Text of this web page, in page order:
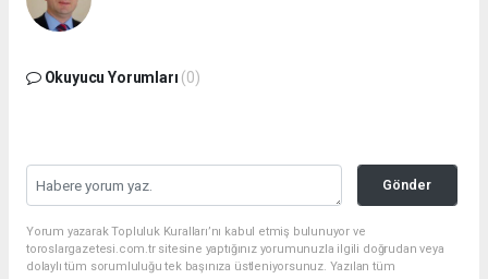
Okuyucu Yorumları (0)
Gönder
Yorum yazarak Topluluk Kuralları’nı kabul etmiş bulunuyor ve
toroslargazetesi.com.tr sitesine yaptığınız yorumunuzla ilgili doğrudan veya
dolaylı tüm sorumluluğu tek başınıza üstleniyorsunuz. Yazılan tüm